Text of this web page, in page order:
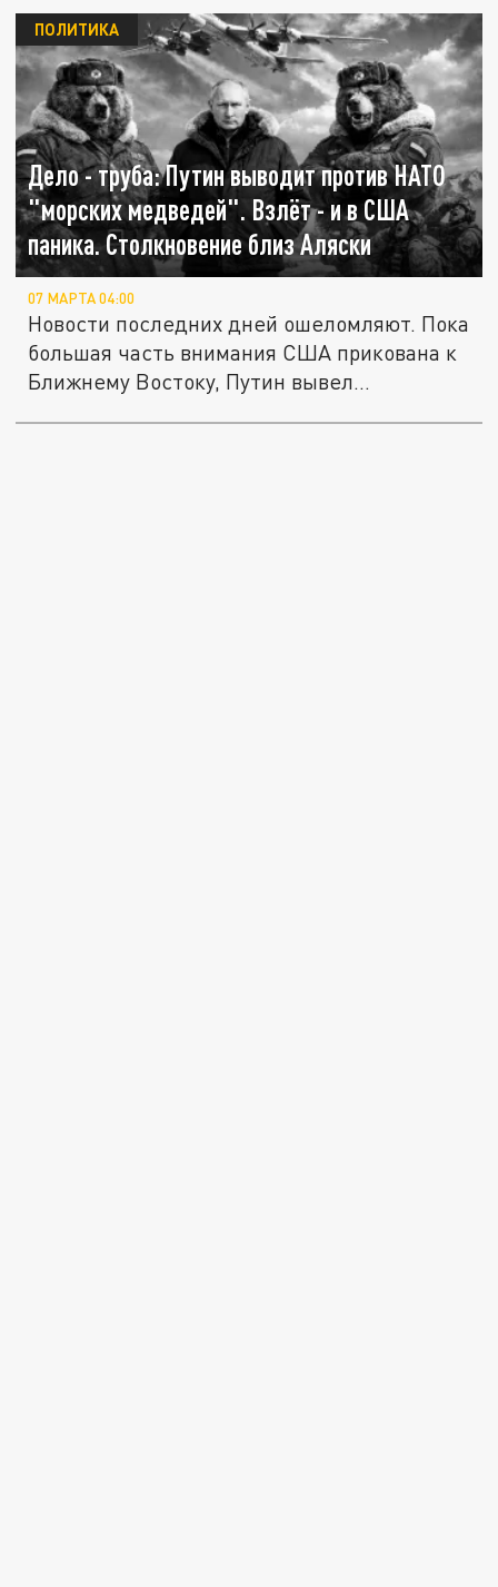
Дело - труба: Путин выводит против НАТО
"морских медведей". Взлёт - и в США
паника. Столкновение близ Аляски
ПОЛИТИКА
07 МАРТА 04:00
Новости последних дней ошеломляют. Пока
большая часть внимания США прикована к
Ближнему Востоку, Путин вывел...